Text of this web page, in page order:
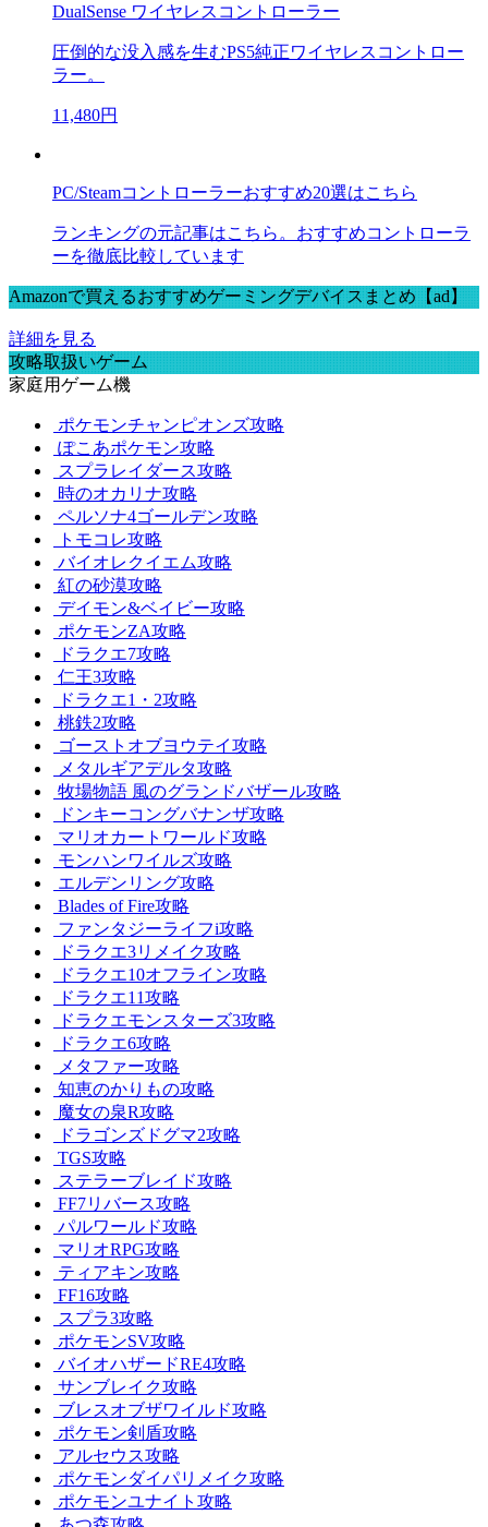
DualSense ワイヤレスコントローラー
圧倒的な没入感を生むPS5純正ワイヤレスコントロー
ラー。
11,480円
PC/Steamコントローラーおすすめ20選はこちら
ランキングの元記事はこちら。おすすめコントローラ
ーを徹底比較しています
Amazonで買えるおすすめゲーミングデバイスまとめ【ad】
詳細を見る
攻略取扱いゲーム
家庭用ゲーム機
ポケモンチャンピオンズ攻略
ぽこあポケモン攻略
スプラレイダース攻略
時のオカリナ攻略
ペルソナ4ゴールデン攻略
トモコレ攻略
バイオレクイエム攻略
紅の砂漠攻略
デイモン&ベイビー攻略
ポケモンZA攻略
ドラクエ7攻略
仁王3攻略
ドラクエ1・2攻略
桃鉄2攻略
ゴーストオブヨウテイ攻略
メタルギアデルタ攻略
牧場物語 風のグランドバザール攻略
ドンキーコングバナンザ攻略
マリオカートワールド攻略
モンハンワイルズ攻略
エルデンリング攻略
Blades of Fire攻略
ファンタジーライフi攻略
ドラクエ3リメイク攻略
ドラクエ10オフライン攻略
ドラクエ11攻略
ドラクエモンスターズ3攻略
ドラクエ6攻略
メタファー攻略
知恵のかりもの攻略
魔女の泉R攻略
ドラゴンズドグマ2攻略
TGS攻略
ステラーブレイド攻略
FF7リバース攻略
パルワールド攻略
マリオRPG攻略
ティアキン攻略
FF16攻略
スプラ3攻略
ポケモンSV攻略
バイオハザードRE4攻略
サンブレイク攻略
ブレスオブザワイルド攻略
ポケモン剣盾攻略
アルセウス攻略
ポケモンダイパリメイク攻略
ポケモンユナイト攻略